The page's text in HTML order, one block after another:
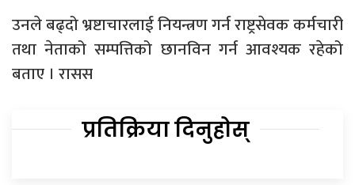
उनले बढ्दो भ्रष्टाचारलाई नियन्त्रण गर्न राष्ट्रसेवक कर्मचारी
तथा नेताको सम्पत्तिको छानविन गर्न आवश्यक रहेको
बताए । रासस
प्रतिक्रिया दिनुहोस्